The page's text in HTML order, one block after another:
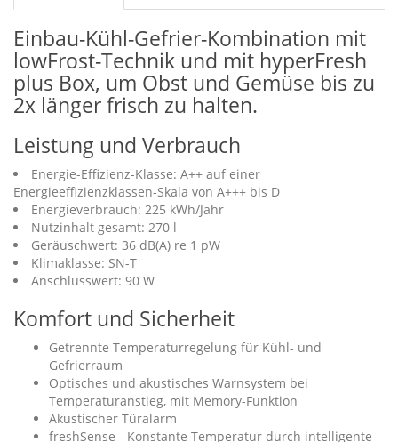
Einbau-Kühl-Gefrier-Kombination mit
lowFrost-Technik und mit hyperFresh
plus Box, um Obst und Gemüse bis zu
2x länger frisch zu halten.
Leistung und Verbrauch
Energie-Effizienz-Klasse: A++ auf einer
Energieeffizienzklassen-Skala von A+++ bis D
Energieverbrauch: 225 kWh/Jahr
Nutzinhalt gesamt: 270 l
Geräuschwert: 36 dB(A) re 1 pW
Klimaklasse: SN-T
Anschlusswert: 90 W
Komfort und Sicherheit
Getrennte Temperaturregelung für Kühl- und
Gefrierraum
Optisches und akustisches Warnsystem bei
Temperaturanstieg, mit Memory-Funktion
Akustischer Türalarm
freshSense - Konstante Temperatur durch intelligente